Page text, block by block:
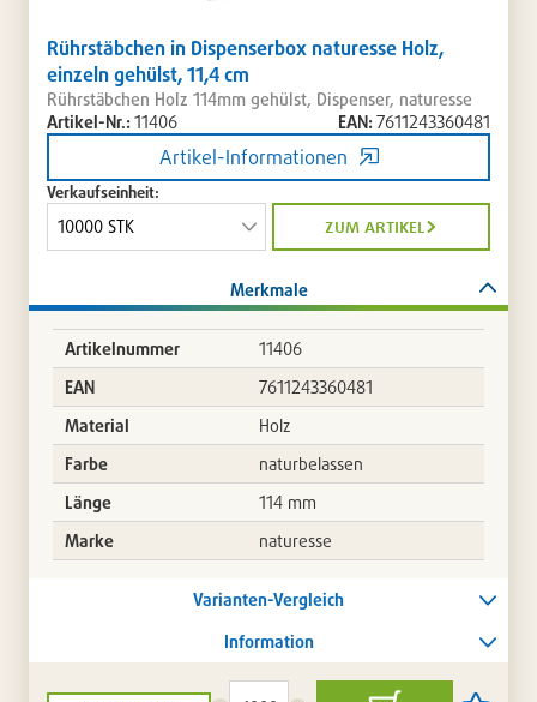
Rührstäbchen in Dispenserbox naturesse Holz,
einzeln gehülst, 11,4 cm
Rührstäbchen Holz 114mm gehülst, Dispenser, naturesse
Artikel-Nr.:11406 EAN:7611243360481
Artikel-Informationen
Verkaufseinheit:
zum artikel
Merkmale
Artikelnummer
11406
EAN
7611243360481
Material
Holz
Farbe
naturbelassen
Länge
114 mm
Marke
naturesse
Varianten-Vergleich
Information